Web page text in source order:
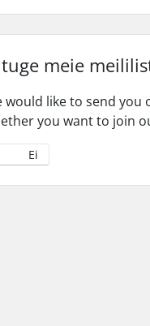
meie
would like to send you
you want to join
Ei